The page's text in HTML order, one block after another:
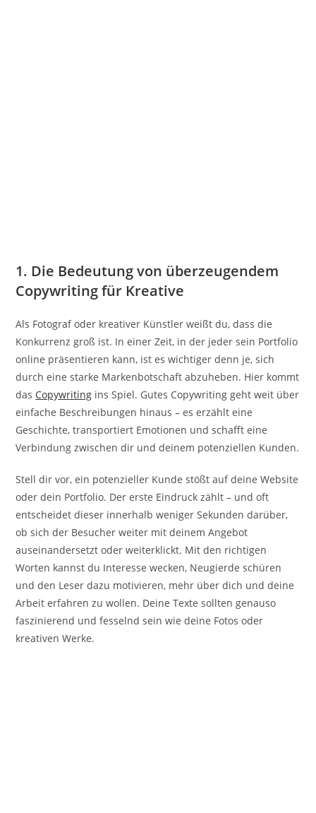
1. Die Bedeutung von überzeugendem
Copywriting für Kreative
Als Fotograf oder kreativer Künstler weißt du, dass die
Konkurrenz groß ist. In einer Zeit, in der jeder sein Portfolio
online präsentieren kann, ist es wichtiger denn je, sich
durch eine starke Markenbotschaft abzuheben. Hier kommt
das Copywriting ins Spiel. Gutes Copywriting geht weit über
einfache Beschreibungen hinaus – es erzählt eine
Geschichte, transportiert Emotionen und schafft eine
Verbindung zwischen dir und deinem potenziellen Kunden.
Stell dir vor, ein potenzieller Kunde stößt auf deine Website
oder dein Portfolio. Der erste Eindruck zählt – und oft
entscheidet dieser innerhalb weniger Sekunden darüber,
ob sich der Besucher weiter mit deinem Angebot
auseinandersetzt oder weiterklickt. Mit den richtigen
Worten kannst du Interesse wecken, Neugierde schüren
und den Leser dazu motivieren, mehr über dich und deine
Arbeit erfahren zu wollen. Deine Texte sollten genauso
faszinierend und fesselnd sein wie deine Fotos oder
kreativen Werke.